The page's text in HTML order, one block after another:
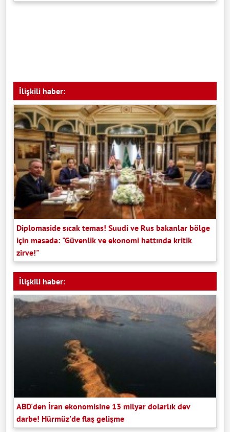
İlişkili haber:
Diplomaside sıcak temas! Suudi ve Rus bakanlar bölge
için masada: "Güvenlik ve ekonomi hattında kritik
zirve!"
İlişkili haber:
ABD'den İran ekonomisine 13 milyar dolarlık dev
darbe! Hürmüz'de flaş gelişme